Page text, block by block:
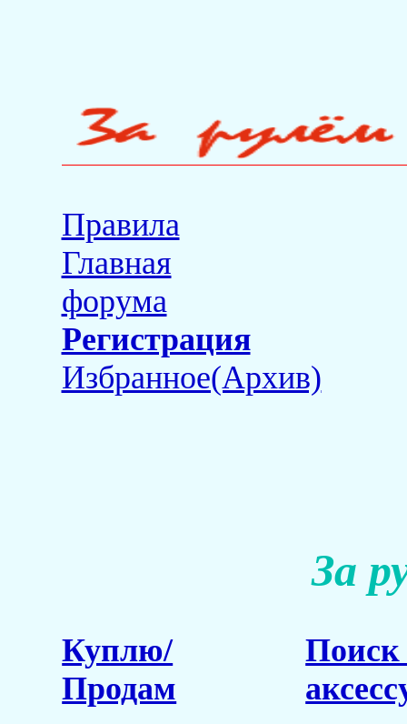
Правила
Главная
форума
Регистрация
Избранное(Архив)
За
Куплю/
Продам
Поиск